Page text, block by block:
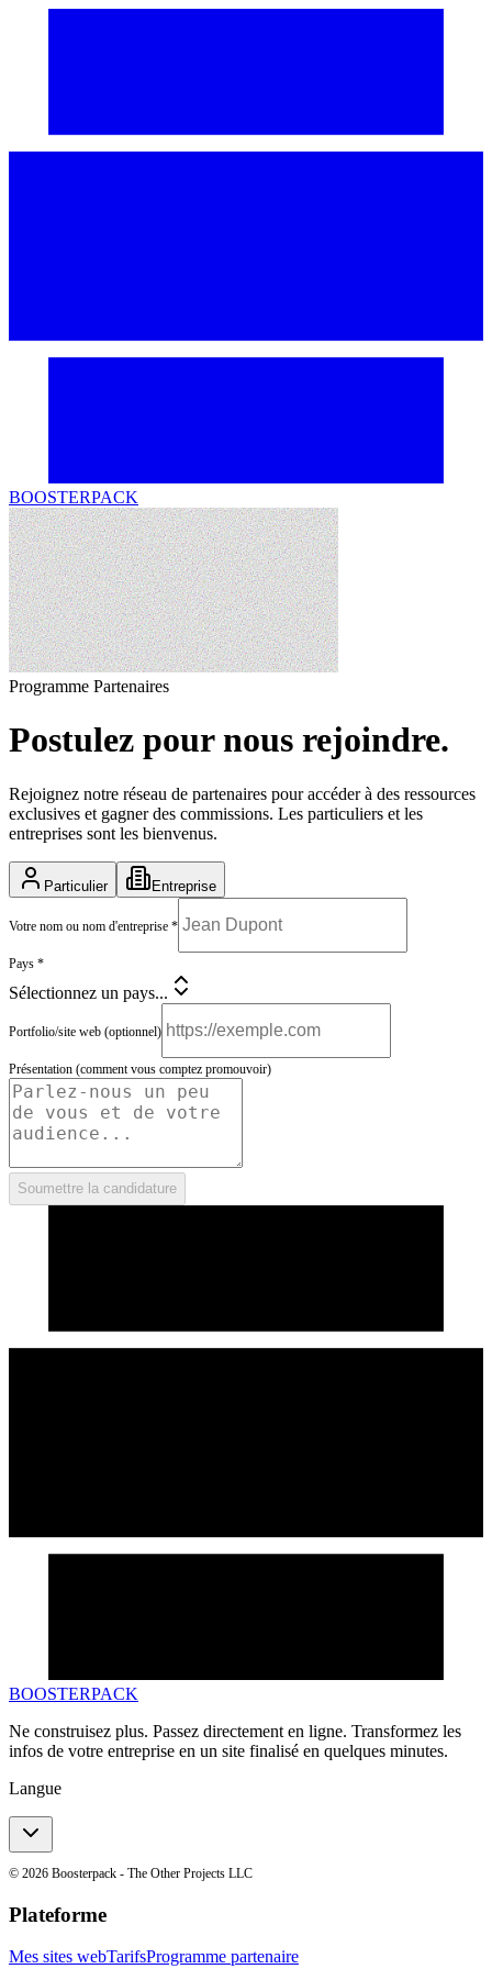
BOOSTERPACK
Programme Partenaires
Postulez pour nous rejoindre.
Rejoignez notre réseau de partenaires pour accéder à des ressources
exclusives et gagner des commissions. Les particuliers et les
entreprises sont les bienvenus.
Particulier Entreprise
Votre nom ou nom d'entreprise *
Pays *
Sélectionnez un pays...
Portfolio/site web (optionnel)
Présentation (comment vous comptez promouvoir)
Soumettre la candidature
BOOSTERPACK
Ne construisez plus. Passez directement en ligne. Transformez les
infos de votre entreprise en un site finalisé en quelques minutes.
Langue
© 2026 Boosterpack - The Other Projects LLC
Plateforme
Mes sites webTarifsProgramme partenaire